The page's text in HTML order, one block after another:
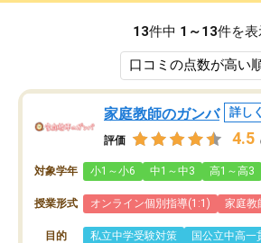
13件中 1～13件を表
家庭教師のガンバ 詳し
評価 4.5
対象学年 小1～小6 中1～中3 高1～高3
授業形式 オンライン個別指導(1:1) 家庭教
目的 私立中学受験対策
国公立中高一